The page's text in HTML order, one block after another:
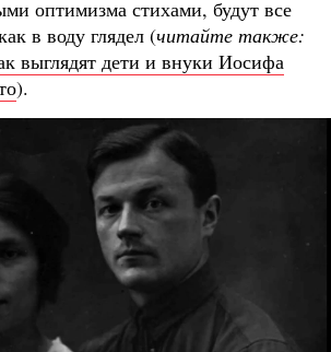
оптимизма стихами, будут все
в воду глядел (читайте также:
выглядят дети и внуки Иосифа
).